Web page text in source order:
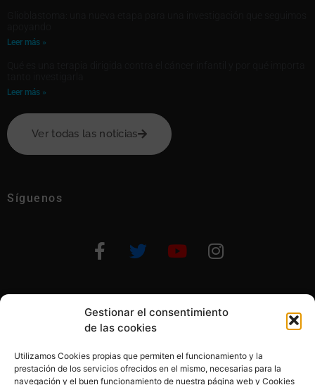
Gestionar el consentimiento
de las cookies
Utilizamos Cookies propias que permiten el funcionamiento y la
prestación de los servicios ofrecidos en el mismo, necesarias para la
navegación y el buen funcionamiento de nuestra página web y Cookies
Leer más »
Leer más »
Ver todas las notícias
Síguenos
Otras formas de ayudar